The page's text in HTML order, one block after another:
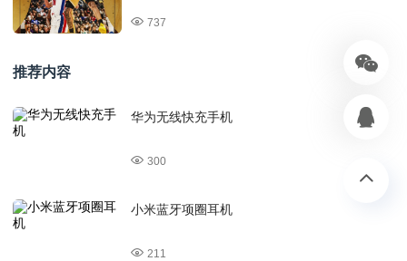
737
推荐内容
华为无线快充手机
300
小米蓝牙项圈耳机
211